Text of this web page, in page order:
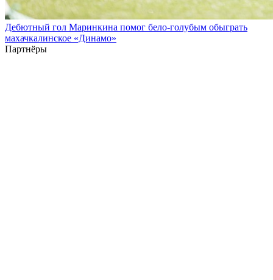
Дебютный гол Маринкина помог бело-голубым обыграть
махачкалинское «Динамо»
Партнёры